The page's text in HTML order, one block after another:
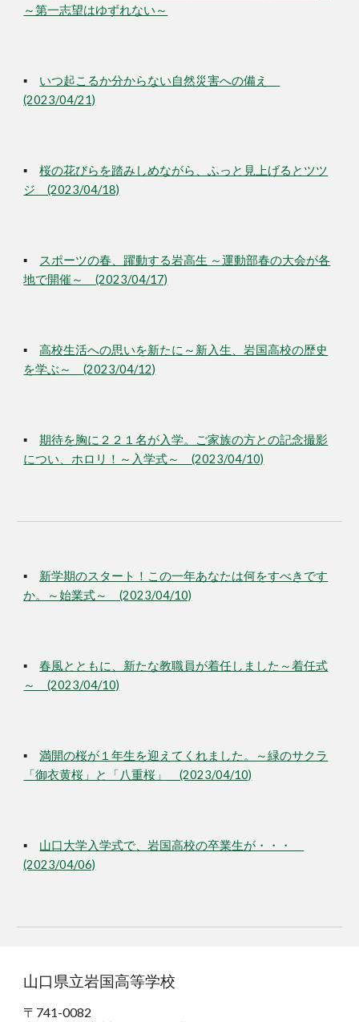
～第一志望はゆずれない～
▪
いつ起こるか分からない自然災害への備え
(2023/04/21)
▪桜の花びらを踏みしめながら、ふっと見上げるとツツ
ジ (2023/04/18)
▪ スポーツの春、躍動する岩高生 ～運動部春の大会が各
地で開催～ (2023/04/17)
▪高校生活への思いを新たに～新入生、岩国高校の歴史
を学ぶ～ (2023/04/12)
▪期待を胸に２２１名が入学。ご家族の方との記念撮影
につい、ホロリ！～入学式～ (2023/04/10)
▪ 新学期のスタート！この一年あなたは何をすべきです
か。～始業式～ (2023/04/10)
▪春風とともに、新たな教職員が着任しました～着任式
～ (2023/04/10)
▪満開の桜が１年生を迎えてくれました。～緑のサクラ
「御衣黄桜」と「八重桜」 (2023/04/10)
▪ 山口大学入学式で、岩国高校の卒業生が・・・
(2023/04/06)
山口県立岩国高等学校
〒741-0082